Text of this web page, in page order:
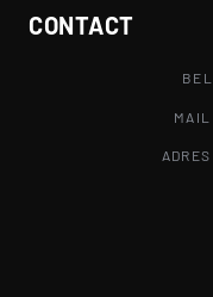
CONTACT
BEL
MAIL
ADRES